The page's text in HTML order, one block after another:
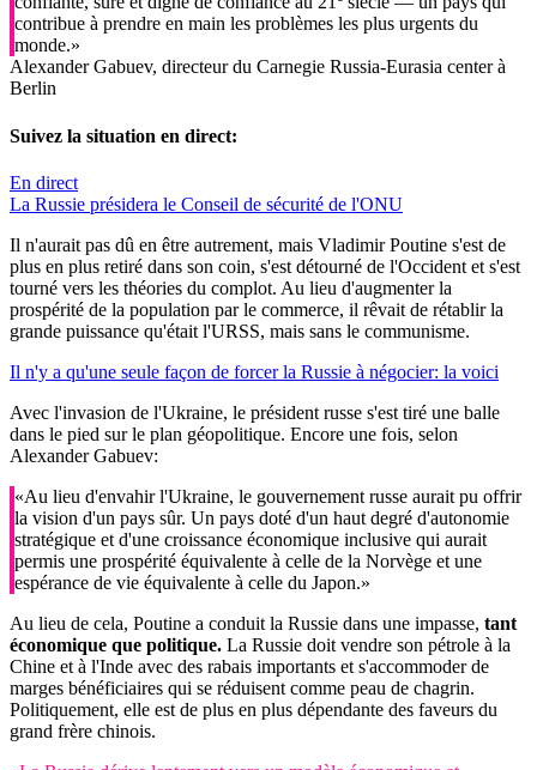
contribue à prendre en main les problèmes les plus urgents du
monde.»
Alexander Gabuev, directeur du Carnegie Russia-Eurasia center à
Berlin
Suivez la situation en direct:
En direct
La Russie présidera le Conseil de sécurité de l'ONU
Il n'aurait pas dû en être autrement, mais Vladimir Poutine s'est de
plus en plus retiré dans son coin, s'est détourné de l'Occident et s'est
tourné vers les théories du complot. Au lieu d'augmenter la
prospérité de la population par le commerce, il rêvait de rétablir la
grande puissance qu'était l'URSS, mais sans le communisme.
Il n'y a qu'une seule façon de forcer la Russie à négocier: la voici
Avec l'invasion de l'Ukraine, le président russe s'est tiré une balle
dans le pied sur le plan géopolitique. Encore une fois, selon
Alexander Gabuev:
«Au lieu d'envahir l'Ukraine, le gouvernement russe aurait pu offrir
la vision d'un pays sûr. Un pays doté d'un haut degré d'autonomie
stratégique et d'une croissance économique inclusive qui aurait
permis une prospérité équivalente à celle de la Norvège et une
espérance de vie équivalente à celle du Japon.»
Au lieu de cela, Poutine a conduit la Russie dans une impasse, tant
économique que politique. La Russie doit vendre son pétrole à la
Chine et à l'Inde avec des rabais importants et s'accommoder de
marges bénéficiaires qui se réduisent comme peau de chagrin.
Politiquement, elle est de plus en plus dépendante des faveurs du
grand frère chinois.